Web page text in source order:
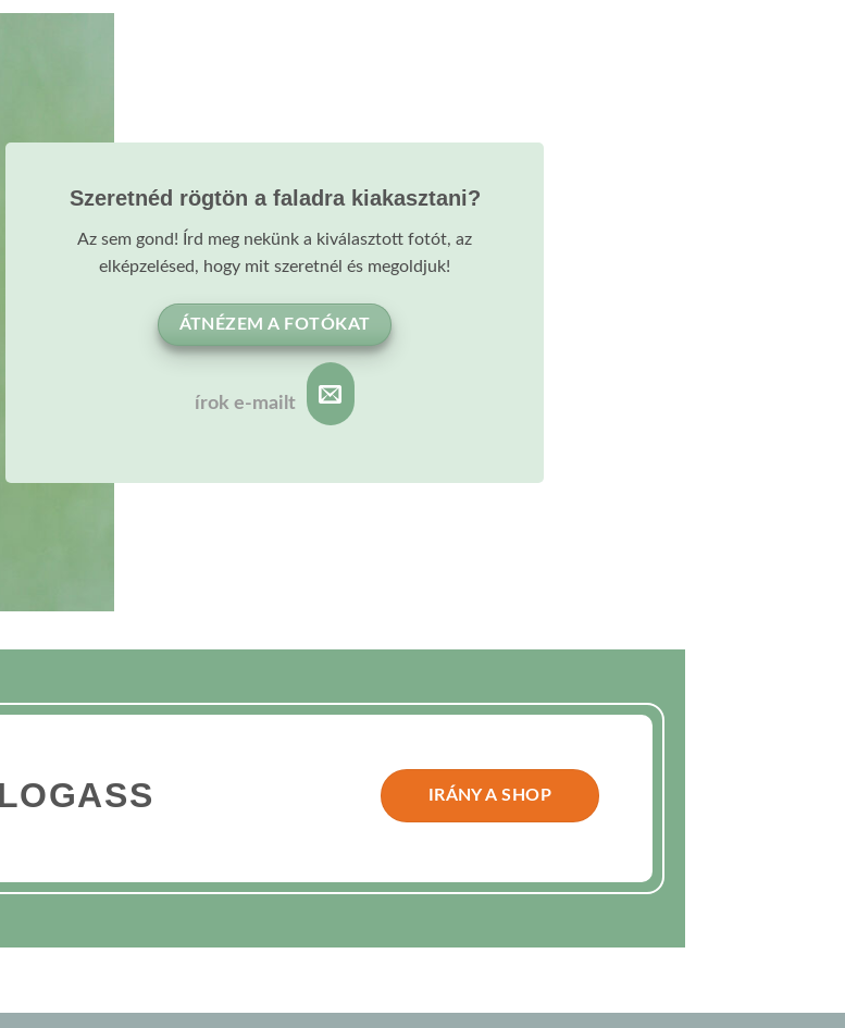
Szeretnéd rögtön a faladra kiakasztani?
Az sem gond! Írd meg nekünk a kiválasztott fotót, az
elképzelésed, hogy mit szeretnél és megoldjuk!
ÁTNÉZEM A FOTÓKAT
írok e-mailt
IRÁNY A SHOP